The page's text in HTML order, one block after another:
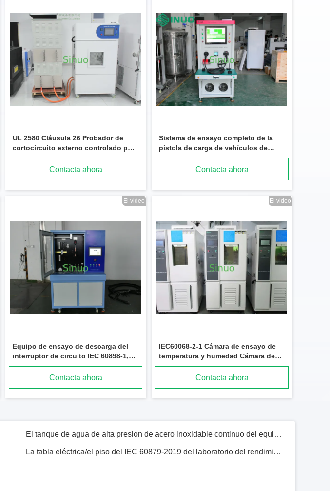
UL 2580 Cláusula 26 Probador de
cortocircuito externo controlado por
temperatura con alta corriente 2000A
Contacta ahora
Sistema de ensayo completo de la
pistola de carga de vehículos de
corriente alterna estándar UL
Contacta ahora
El video
Equipo de ensayo de descarga del
interruptor de circuito IEC 60898-1,
cláusula 9.10 2500A
Contacta ahora
El video
IEC60068-2-1 Cámara de ensayo de
temperatura y humedad Cámara de
ensayo del medio ambiente 0 °C ~
Contacta ahora
El tanque de agua de alta presión de acero inoxidable continuo del equipo de prueba de inmersión IPX8
La tabla eléctrica/el piso del IEC 60879-2019 del laboratorio del rendimiento energético del control informático aviva la cámara de la prueba
IEC 60898-1 Resistencia a la oxidación de MCB Cámara de prueba saturada de aire
IEC 60898-1 Aparato de ensayo de presión de bolas para el ensayo de resistencia térmica MCCB
Control refrigerado de envejecimiento acelerado xenón del PLC de la cámara de atmósfera controlada
Aparato de la prueba de resistencia de impacto del martillo del péndulo de la energía baja del probador de la vida del interruptor del IEC 60068-2-75
El tanque de agua de alta presión de acero inoxidable continuo del equipo de prueba de inmersión IPX8
La tabla eléctrica/el piso del IEC 60879-2019 del laboratorio del rendimiento energético del control informático aviva la cámara de la prueba